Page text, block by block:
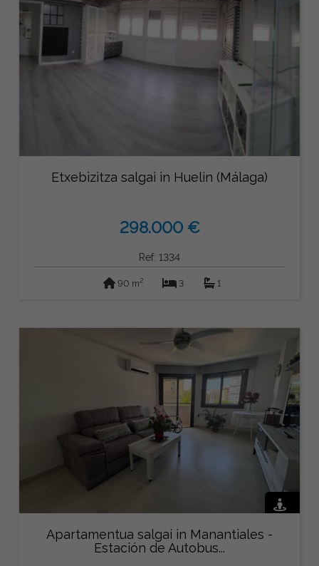
Etxebizitza salgai in Huelin (Málaga)
298.000 €
Ref: 1334
90 m2 3 1
Apartamentua salgai in Manantiales -
Estación de Autobus...